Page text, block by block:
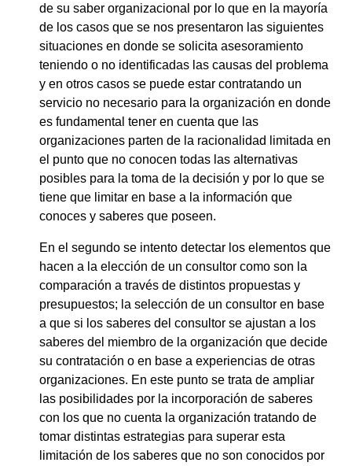
de su saber organizacional por lo que en la mayoría
de los casos que se nos presentaron las siguientes
situaciones en donde se solicita asesoramiento
teniendo o no identificadas las causas del problema
y en otros casos se puede estar contratando un
servicio no necesario para la organización en donde
es fundamental tener en cuenta que las
organizaciones parten de la racionalidad limitada en
el punto que no conocen todas las alternativas
posibles para la toma de la decisión y por lo que se
tiene que limitar en base a la información que
conoces y saberes que poseen.
En el segundo se intento detectar los elementos que
hacen a la elección de un consultor como son la
comparación a través de distintos propuestas y
presupuestos; la selección de un consultor en base
a que si los saberes del consultor se ajustan a los
saberes del miembro de la organización que decide
su contratación o en base a experiencias de otras
organizaciones. En este punto se trata de ampliar
las posibilidades por la incorporación de saberes
con los que no cuenta la organización tratando de
tomar distintas estrategias para superar esta
limitación de los saberes que no son conocidos por